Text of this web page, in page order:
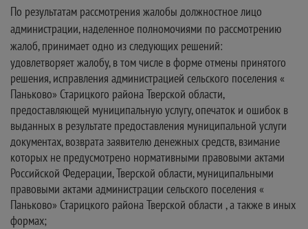
По результатам рассмотрения жалобы должностное лицо
администрации, наделенное полномочиями по рассмотрению
жалоб, принимает одно из следующих решений:
удовлетворяет жалобу, в том числе в форме отмены принятого
решения, исправления администрацией сельского поселения «
Паньково» Старицкого района Тверской области,
предоставляющей муниципальную услугу, опечаток и ошибок в
выданных в результате предоставления муниципальной услуги
документах, возврата заявителю денежных средств, взимание
которых не предусмотрено нормативными правовыми актами
Российской Федерации, Тверской области, муниципальными
правовыми актами администрации сельского поселения «
Паньково» Старицкого района Тверской области , а также в иных
формах;